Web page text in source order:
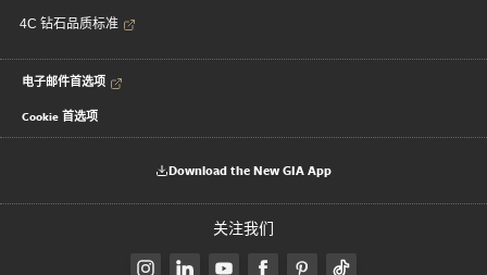
4C 钻石品质标准
电子邮件首选项
Cookie 首选项
Download the New GIA App
关注我们